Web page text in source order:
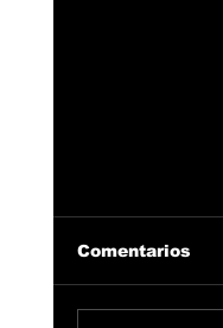
Comentarios